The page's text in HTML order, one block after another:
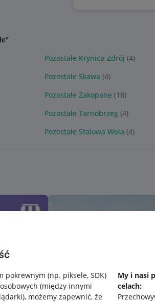
pokrewnym (np. piksele, SDK)
(między innymi
, możemy zapewnić, że
My i nasi
celach:
Pozostałe Krynica-Zdrój (4)
Pozostałe Skawa (4)
Pozostałe Zakopane (18)
Pozostałe Tarnobrzeg (4)
Pozostałe Stalowa Wola (4)